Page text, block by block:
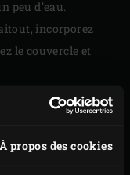
À propos des cookies
peu d’eau.
incorporez
le couvercle et
la fécule
et réservez la
et le convEGGtor
permettant une